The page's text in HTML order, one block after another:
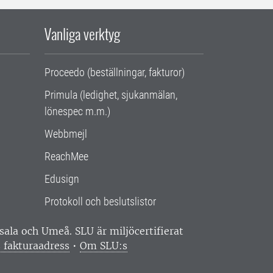
Vanliga verktyg
Proceedo (beställningar, fakturor)
Primula (ledighet, sjukanmälan,
lönespec m.m.)
Webbmejl
ReachMee
Edusign
Protokoll och beslutslistor
och Umeå. SLU är miljöcertifierat
fakturaadress • Om SLU:s